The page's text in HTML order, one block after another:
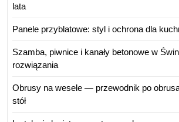
lata
Panele przyblatowe: styl i ochrona dla
Szamba, piwnice i kanały betonowe w
rozwiązania
Obrusy na wesele — przewodnik po
stół